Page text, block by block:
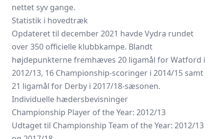
nettet syv gange.
Statistik i hovedtræk
Opdateret til december 2021 havde Vydra rundet
over 350 officielle klubbkampe. Blandt
højdepunkterne fremhæves 20 ligamål for Watford i
2012/13, 16 Championship-scoringer i 2014/15 samt
21 ligamål for Derby i 2017/18-sæsonen.
Individuelle hædersbevisninger
Championship Player of the Year: 2012/13
Udtaget til Championship Team of the Year: 2012/13